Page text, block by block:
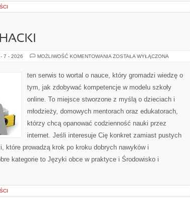
7 - 2026 MOŻLIWOŚĆ KOMENTOWANIA SZKOLNE
ZOSTAŁA WYŁĄCZONA
ten serwis to wortal o nauce, który gromadzi wiedzę o
tym, jak zdobywać kompetencje w modelu szkoły
online. To miejsce stworzone z myślą o dzieciach i
młodzieży, domowych mentorach oraz edukatorach,
którzy chcą opanować codzienność nauki przez
internet. Jeśli interesuje Cię konkret zamiast pustych
które prowadzą krok po kroku dobrych nawyków i
kategorie to Języki obce w praktyce i Środowisko i